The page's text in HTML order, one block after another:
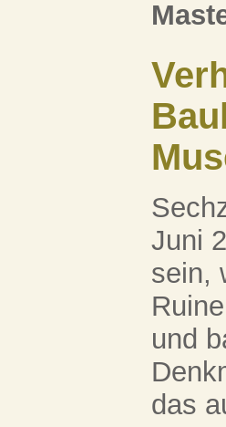
Juni
sein,
und
das